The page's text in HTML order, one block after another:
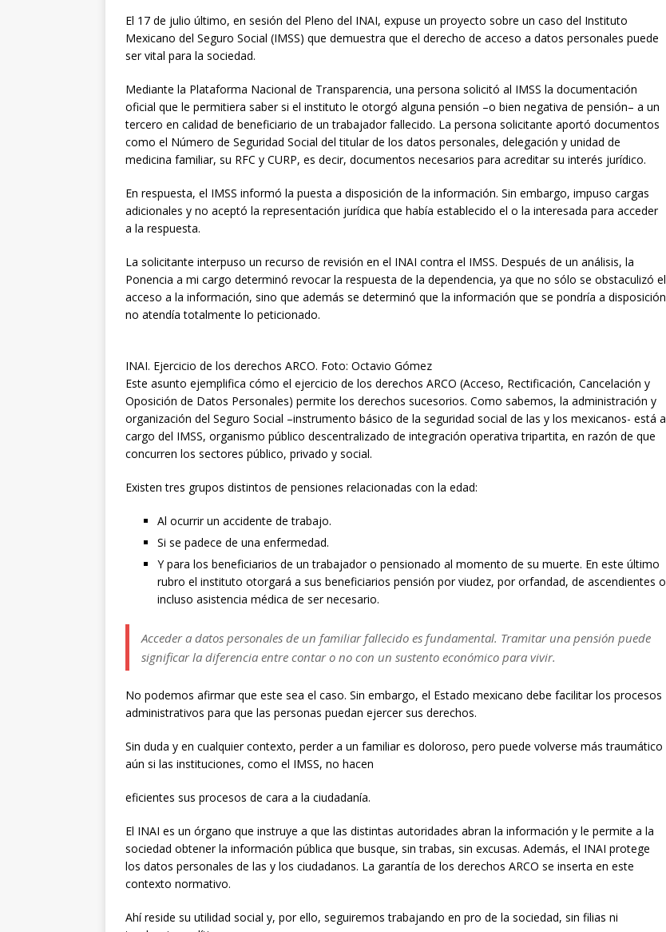
El 17 de julio último, en sesión del Pleno del INAI, expuse un proyecto sobre un caso del Instituto
Mexicano del Seguro Social (IMSS) que demuestra que el derecho de acceso a datos personales puede
ser vital para la sociedad.
Mediante la Plataforma Nacional de Transparencia, una persona solicitó al IMSS la documentación
oficial que le permitiera saber si el instituto le otorgó alguna pensión –o bien negativa de pensión– a un
tercero en calidad de beneficiario de un trabajador fallecido. La persona solicitante aportó documentos
como el Número de Seguridad Social del titular de los datos personales, delegación y unidad de
medicina familiar, su RFC y CURP, es decir, documentos necesarios para acreditar su interés jurídico.
En respuesta, el IMSS informó la puesta a disposición de la información. Sin embargo, impuso cargas
adicionales y no aceptó la representación jurídica que había establecido el o la interesada para acceder
a la respuesta.
La solicitante interpuso un recurso de revisión en el INAI contra el IMSS. Después de un análisis, la
Ponencia a mi cargo determinó revocar la respuesta de la dependencia, ya que no sólo se obstaculizó el
acceso a la información, sino que además se determinó que la información que se pondría a disposición
no atendía totalmente lo peticionado.
INAI. Ejercicio de los derechos ARCO. Foto: Octavio Gómez
Este asunto ejemplifica cómo el ejercicio de los derechos ARCO (Acceso, Rectificación, Cancelación y
Oposición de Datos Personales) permite los derechos sucesorios. Como sabemos, la administración y
organización del Seguro Social –instrumento básico de la seguridad social de las y los mexicanos- está a
cargo del IMSS, organismo público descentralizado de integración operativa tripartita, en razón de que
concurren los sectores público, privado y social.
Existen tres grupos distintos de pensiones relacionadas con la edad:
Al ocurrir un accidente de trabajo.
Si se padece de una enfermedad.
Y para los beneficiarios de un trabajador o pensionado al momento de su muerte. En este último
rubro el instituto otorgará a sus beneficiarios pensión por viudez, por orfandad, de ascendientes o
incluso asistencia médica de ser necesario.
Acceder a datos personales de un familiar fallecido es fundamental. Tramitar una pensión puede
significar la diferencia entre contar o no con un sustento económico para vivir.
No podemos afirmar que este sea el caso. Sin embargo, el Estado mexicano debe facilitar los procesos
administrativos para que las personas puedan ejercer sus derechos.
Sin duda y en cualquier contexto, perder a un familiar es doloroso, pero puede volverse más traumático
aún si las instituciones, como el IMSS, no hacen
eficientes sus procesos de cara a la ciudadanía.
El INAI es un órgano que instruye a que las distintas autoridades abran la información y le permite a la
sociedad obtener la información pública que busque, sin trabas, sin excusas. Además, el INAI protege
los datos personales de las y los ciudadanos. La garantía de los derechos ARCO se inserta en este
contexto normativo.
Ahí reside su utilidad social y, por ello, seguiremos trabajando en pro de la sociedad, sin filias ni